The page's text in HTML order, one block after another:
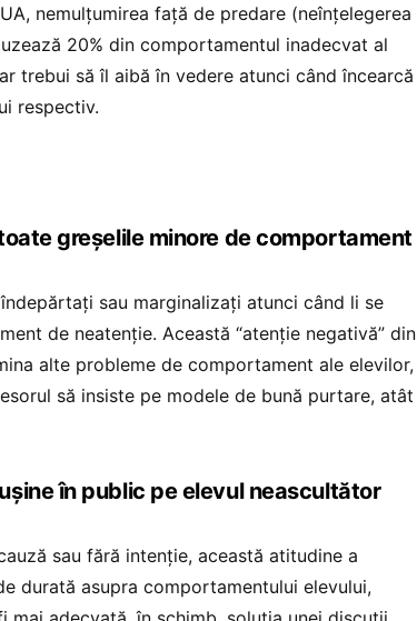
nemulțumirea față de predare (neînțelegerea
20% din comportamentul inadecvat al
trebui să îl aibă în vedere atunci când încearcă
respectiv.
greșelile minore de comportament
sau marginalizați atunci când li se
de neatenție. Această “atenție negativă” din
alte probleme de comportament ale elevilor,
să insiste pe modele de bună purtare, atât
în public pe elevul neascultător
sau fără intenție, această atitudine a
durată asupra comportamentului elevului,